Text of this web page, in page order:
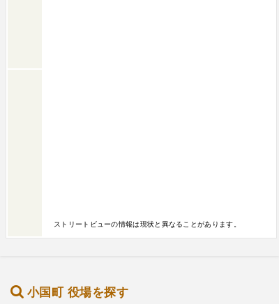
ストリートビューの情報は現状と異なることがあります。
小国町 役場を探す